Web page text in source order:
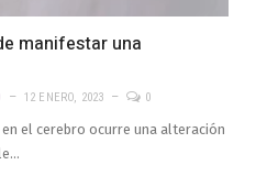
manifestar una
12 ENERO, 2023 0
el cerebro ocurre una alteración